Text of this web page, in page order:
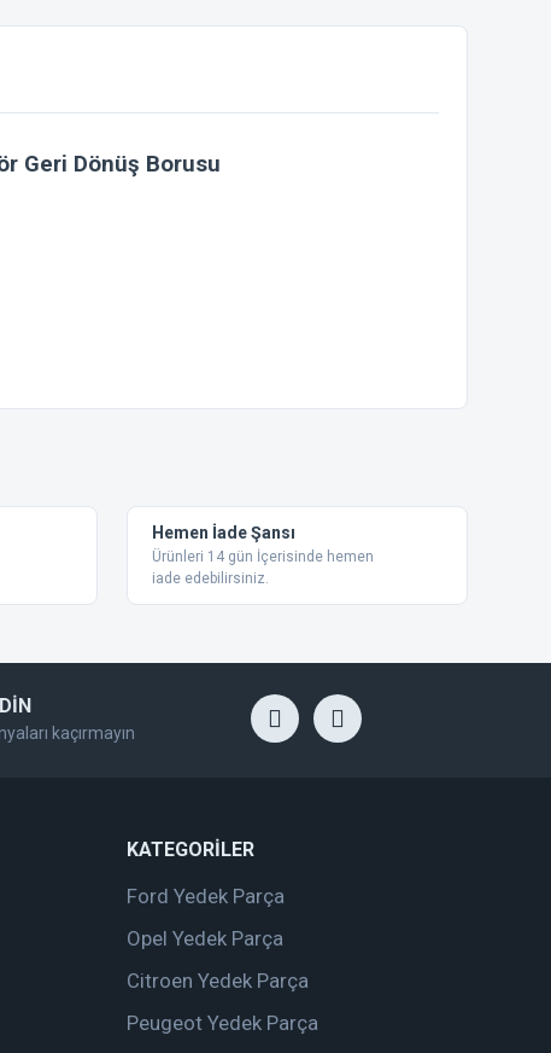
Geri Dönüş Borusu
Hemen İade Şansı
Ürünleri 14 gün İçerisinde hemen
iade edebilirsiniz.
kaçırmayın
KATEGORİLER
Ford Yedek Parça
Opel Yedek Parça
Citroen Yedek Parça
Peugeot Yedek Parça